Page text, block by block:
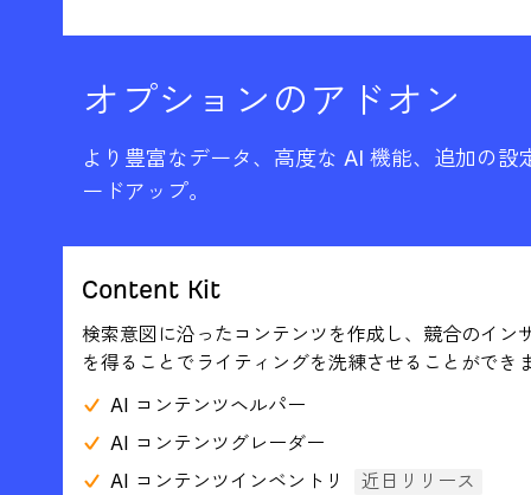
オプションのアドオン
より豊富なデータ、高度な AI 機能、追加の
ードアップ。
Content Kit
検索意図に沿ったコンテンツを作成し、競合のイン
を得ることでライティングを洗練させることができ
AI コンテンツヘルパー
AI コンテンツグレーダー
AI コンテンツインベントリ
近日リリース